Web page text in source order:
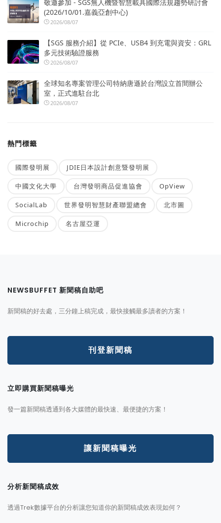
敬邀參加 - SGS無人機暨智慧載具國際法規趨勢研討會
(2026/10/01.嘉義亞創中心)
2026/08/07
【SGS 服務介紹】從 PCIe、USB4 到充電與資安：GRL
多元技術驗證服務
2026/08/07
全球知名專案管理公司特納唐遜於台灣設立首間辦公
室，正式進駐台北
2026/08/07
熱門標籤
國際發明展 JDIE日本設計創意暨發明展
中國文化大學 台灣發明商品促進協會 OpView
SocialLab 世界發明智慧財產聯盟總會 北市圖
Microchip 名古屋亞運
NEWSBUFFET 新聞稿自助吧
新聞稿的好去處，三分鐘上稿完成，最快接觸最多讀者的方案！
刊登新聞稿
立即購買新聞稿曝光
發一篇新聞稿透通到各大媒體的最快速、最便捷的方案！
讓新聞稿曝光
分析新聞稿成效
透過Trek數據平台的分析讓您知道你的新聞稿成效表現如何？